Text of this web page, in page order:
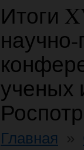
Итоги
ученых
Главная